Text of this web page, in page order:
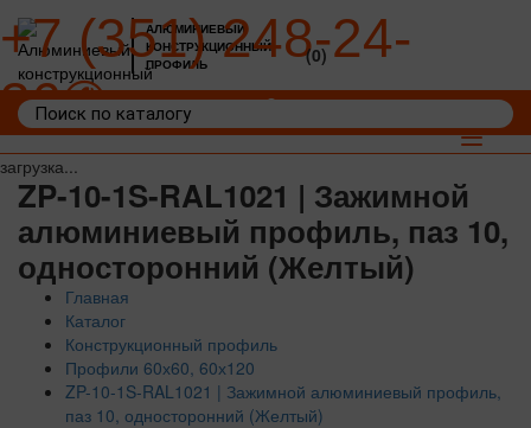
загрузка...
АЛЮМИНИЕВЫЙ
КОНСТРУКЦИОННЫЙ
ПРОФИЛЬ
+7 (351) 248-24-
36
(0)
Toggle
ZP-10-1S-RAL1021 | Зажимной
алюминиевый профиль, паз 10,
односторонний (Желтый)
Главная
Каталог
Конструкционный профиль
Профили 60х60, 60х120
ZP-10-1S-RAL1021 | Зажимной алюминиевый профиль,
паз 10, односторонний (Желтый)